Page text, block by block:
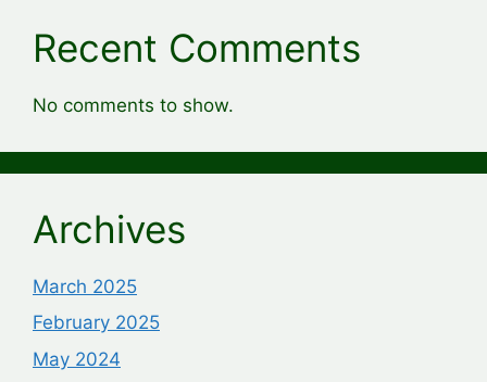
Recent Comments
No comments to show.
Archives
March 2025
February 2025
May 2024